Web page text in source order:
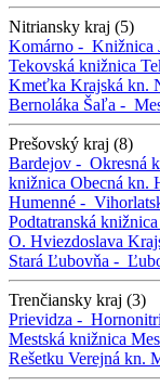
Nitriansky kraj (5)
Komárno - Knižnica
Tekovská knižnica
Kmeťka Krajská kn.
Bernoláka Šaľa -
Prešovský kraj (8)
Bardejov - Okresná
knižnica Obecná kn.
Humenné -
Podtatranská knižnica
O. Hviezdoslava
Stará Ľubovňa -
Trenčiansky kraj (3)
Prievidza -
Mestská knižnica
Rešetku Verejná kn.